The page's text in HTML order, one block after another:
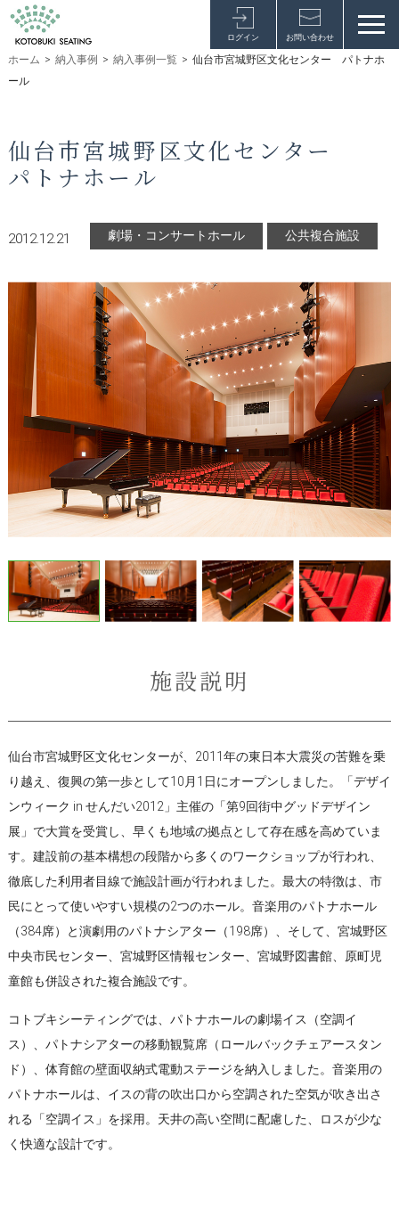
ログイン お問い合わせ
ホーム > 納入事例 > 納入事例一覧 > 仙台市宮城野区文化センター パトナホ
ール
仙台市宮城野区文化センター
パトナホール
2012.12.21 劇場・コンサートホール 公共複合施設
施設説明
仙台市宮城野区文化センターが、2011年の東日本大震災の苦難を乗
り越え、復興の第一歩として10月1日にオープンしました。「デザイ
ンウィーク in せんだい2012」主催の「第9回街中グッドデザイン
展」で大賞を受賞し、早くも地域の拠点として存在感を高めていま
す。建設前の基本構想の段階から多くのワークショップが行われ、
徹底した利用者目線で施設計画が行われました。最大の特徴は、市
民にとって使いやすい規模の2つのホール。音楽用のパトナホール
（384席）と演劇用のパトナシアター（198席）、そして、宮城野区
中央市民センター、宮城野区情報センター、宮城野図書館、原町児
童館も併設された複合施設です。
コトブキシーティングでは、パトナホールの劇場イス（空調イ
ス）、パトナシアターの移動観覧席（ロールバックチェアースタン
ド）、体育館の壁面収納式電動ステージを納入しました。音楽用の
パトナホールは、イスの背の吹出口から空調された空気が吹き出さ
れる「空調イス」を採用。天井の高い空間に配慮した、ロスが少な
く快適な設計です。